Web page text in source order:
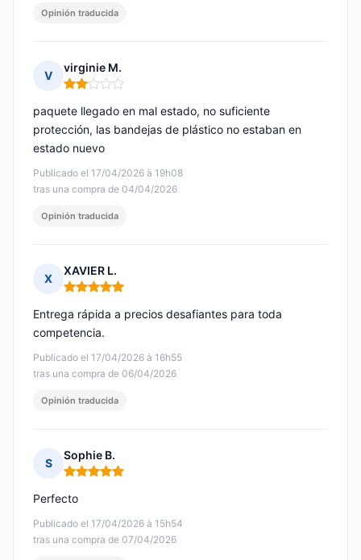
Opinión traducida
V
virginie M.
Nota: 2 de 5
Publicado el 17/04/2026 à 19h08
tras una compra de 04/04/2026
paquete llegado en mal estado, no suficiente
protección, las bandejas de plástico no estaban en
estado nuevo
Opinión traducida
X
XAVIER L.
Nota: 5 de 5
Publicado el 17/04/2026 à 16h55
tras una compra de 06/04/2026
Entrega rápida a precios desafiantes para toda
competencia.
Opinión traducida
S
Sophie B.
Nota: 5 de 5
Publicado el 17/04/2026 à 15h54
tras una compra de 07/04/2026
Perfecto